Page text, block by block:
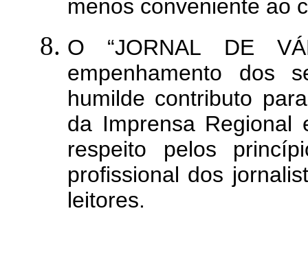
menos conveniente ao
O “JORNAL DE
empenhamento dos
humilde contributo
da Imprensa Regional
respeito pelos
profissional dos
leitores.